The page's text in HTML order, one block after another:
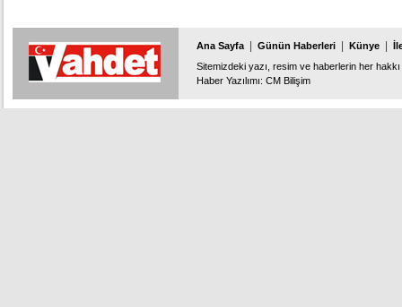
Ana Sayfa Günün Haberleri Künye
Sitemizdeki yazı, resim ve haberlerin her
Haber Yazılımı: CM Bilişim